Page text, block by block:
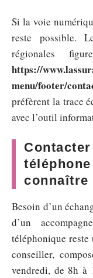
Si la voie
reste possible.
régionales
https://
menu/footer/
préfèrent la trace
avec l’outil
connaître
Besoin d’un
d’un
téléphonique
conseiller,
vendredi, de 8h à